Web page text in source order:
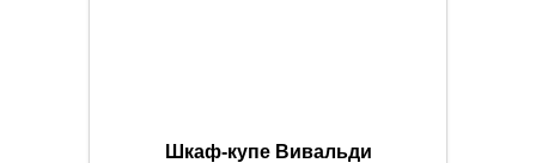
Шкаф-купе Вивальди